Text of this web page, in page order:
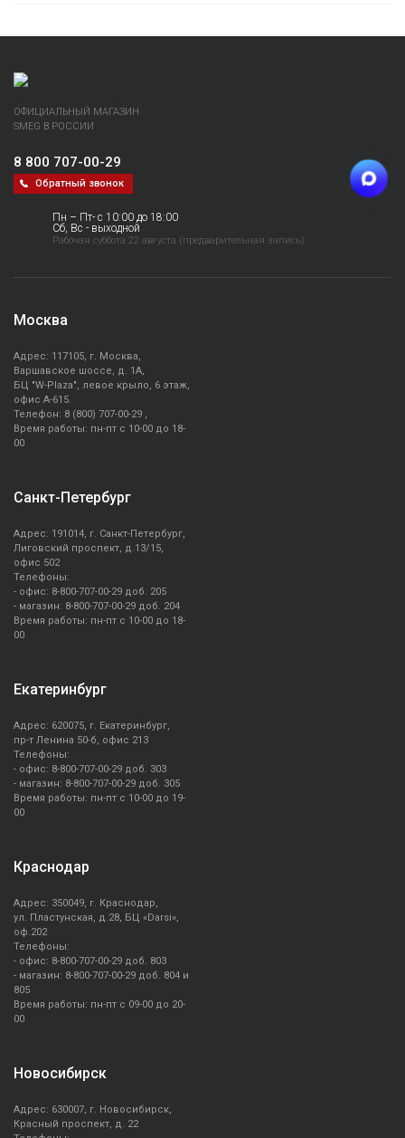
ОФИЦИАЛЬНЫЙ МАГАЗИН
SMEG В РОССИИ
8 800 707-00-29
Обратный звонок
Пн – Пт- с 10:00 до 18:00
Сб, Вс - выходной
Рабочая суббота 22 августа (предварительная запись)
Москва
Адрес: 117105, г. Москва,
Варшавское шоссе, д. 1А,
БЦ "W-Plaza", левое крыло, 6 этаж,
офис А-615.
Телефон: 8 (800) 707-00-29 ,
Время работы: пн-пт с 10-00 до 18-
00
Санкт-Петербург
Адрес: 191014, г. Санкт-Петербург,
Лиговский проспект, д.13/15,
офис 502
Телефоны:
- офис: 8-800-707-00-29 доб. 205
- магазин: 8-800-707-00-29 доб. 204
Время работы: пн-пт с 10-00 до 18-
00
Екатеринбург
Адрес: 620075, г. Екатеринбург,
пр-т Ленина 50-б, офис 213
Телефоны:
- офис: 8-800-707-00-29 доб. 303
- магазин: 8-800-707-00-29 доб. 305
Время работы: пн-пт с 10-00 до 19-
00
Краснодар
Адрес: 350049, г. Краснодар,
ул. Пластунская, д.28, БЦ «Darsi»,
оф.202
Телефоны:
- офис: 8-800-707-00-29 доб. 803
- магазин: 8-800-707-00-29 доб. 804 и
805
Время работы: пн-пт с 09-00 до 20-
00
Новосибирск
Адрес: 630007, г. Новосибирск,
Красный проспект, д. 22